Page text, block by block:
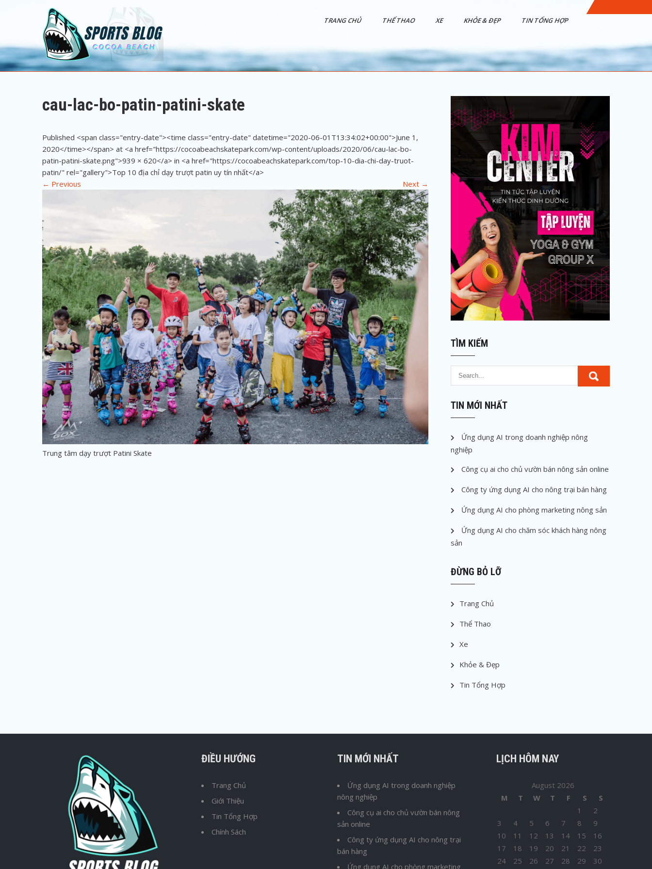
Sports Blog
Cocoa Beach
TRANG CHỦ THỂ THAO XE KHỎE & ĐẸP TIN TỔNG HỢP
cau-lac-bo-patin-patini-skate
Published <span class="entry-date"><time class="entry-date" datetime="2020-06-01T13:34:02+00:00">June 1,
2020</time></span> at <a href="https://cocoabeachskatepark.com/wp-content/uploads/2020/06/cau-lac-bo-
patin-patini-skate.png">939 × 620</a> in <a href="https://cocoabeachskatepark.com/top-10-dia-chi-day-truot-
patin/" rel="gallery">Top 10 địa chỉ dạy trượt patin uy tín nhất</a>
← Previous Next →
Trung tâm dạy trượt Patini Skate
TÌM KIẾM
TIN MỚI NHẤT
Ứng dụng AI trong doanh nghiệp nông
nghiệp
Công cụ ai cho chủ vườn bán nông sản online
Công ty ứng dụng AI cho nông trại bán hàng
Ứng dụng AI cho phòng marketing nông sản
Ứng dụng AI cho chăm sóc khách hàng nông
sản
ĐỪNG BỎ LỠ
Trang Chủ
Thể Thao
Xe
Khỏe & Đẹp
Tin Tổng Hợp
ĐIỀU HƯỚNG
Trang Chủ
Giới Thiệu
Tin Tổng Hợp
Chính Sách
TIN MỚI NHẤT
Ứng dụng AI trong doanh nghiệp
nông nghiệp
Công cụ ai cho chủ vườn bán nông
sản online
Công ty ứng dụng AI cho nông trại
bán hàng
Ứng dụng AI cho phòng marketing
LỊCH HÔM NAY
August 2026
M
T W T F S
S
1
2
3
4 5 6 7 8
9
10
11 12 13 14 15
16
17
18 19 20 21 22
23
24
25 26 27 28 29
30